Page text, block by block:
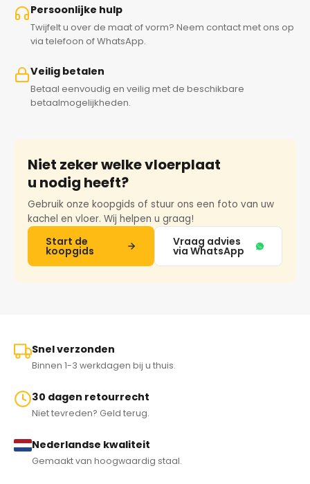
Persoonlijke hulp
Twijfelt u over de maat of vorm? Neem contact met ons op
via telefoon of WhatsApp.
Veilig betalen
Betaal eenvoudig en veilig met de beschikbare
betaalmogelijkheden.
Niet zeker welke vloerplaat
u nodig heeft?
Gebruik onze koopgids of stuur ons een foto van uw
kachel en vloer. Wij helpen u graag!
Start de
koopgids
Vraag advies
via WhatsApp
Snel verzonden
Binnen 1-3 werkdagen bij u thuis.
30 dagen retourrecht
Niet tevreden? Geld terug.
Nederlandse kwaliteit
Gemaakt van hoogwaardig staal.